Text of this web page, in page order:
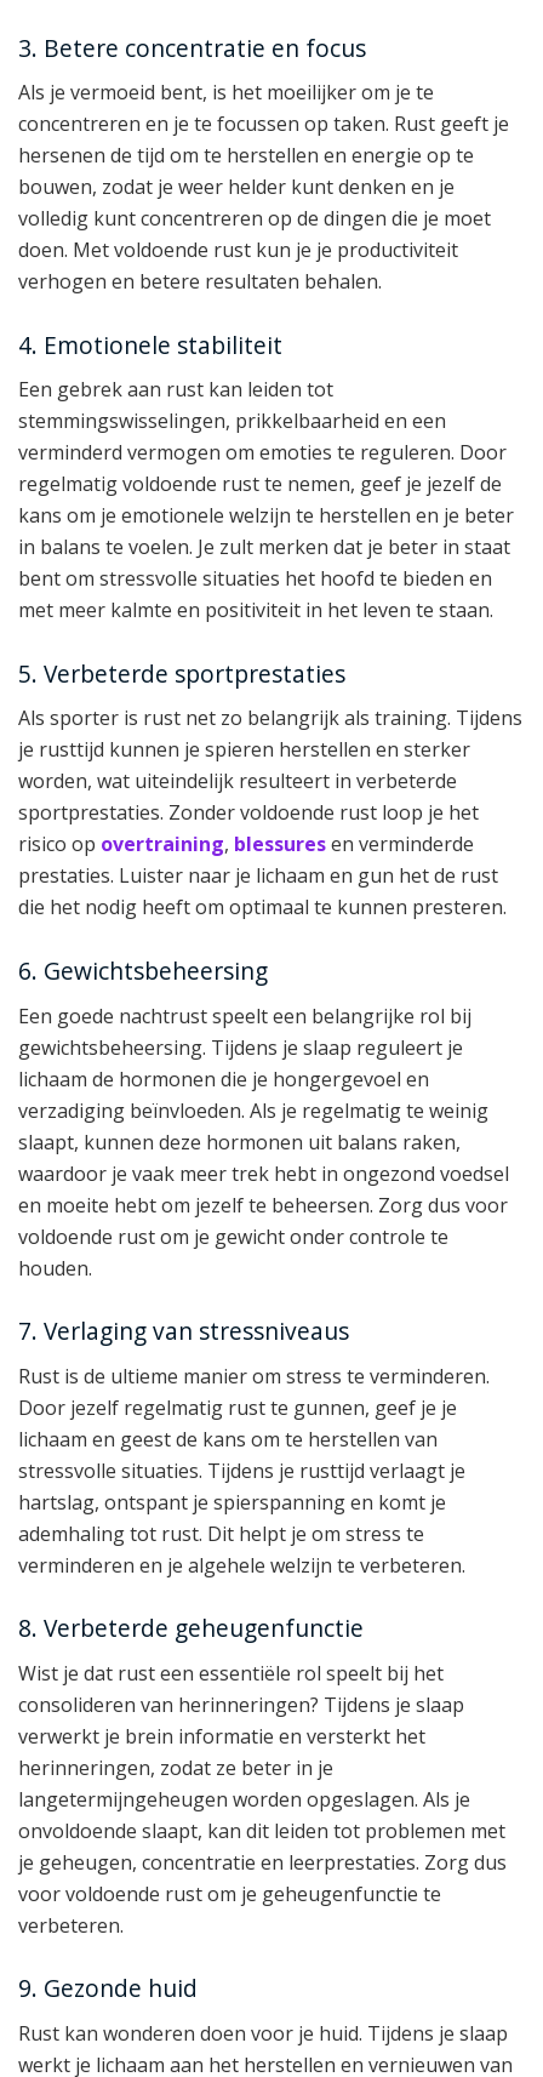
3. Betere concentratie en focus
Als je vermoeid bent, is het moeilijker om je te
concentreren en je te focussen op taken. Rust geeft je
hersenen de tijd om te herstellen en energie op te
bouwen, zodat je weer helder kunt denken en je
volledig kunt concentreren op de dingen die je moet
doen. Met voldoende rust kun je je productiviteit
verhogen en betere resultaten behalen.
4. Emotionele stabiliteit
Een gebrek aan rust kan leiden tot
stemmingswisselingen, prikkelbaarheid en een
verminderd vermogen om emoties te reguleren. Door
regelmatig voldoende rust te nemen, geef je jezelf de
kans om je emotionele welzijn te herstellen en je beter
in balans te voelen. Je zult merken dat je beter in staat
bent om stressvolle situaties het hoofd te bieden en
met meer kalmte en positiviteit in het leven te staan.
5. Verbeterde sportprestaties
Als sporter is rust net zo belangrijk als training. Tijdens
je rusttijd kunnen je spieren herstellen en sterker
worden, wat uiteindelijk resulteert in verbeterde
sportprestaties. Zonder voldoende rust loop je het
risico op overtraining, blessuresen verminderde
prestaties. Luister naar je lichaam en gun het de rust
die het nodig heeft om optimaal te kunnen presteren.
6. Gewichtsbeheersing
Een goede nachtrust speelt een belangrijke rol bij
gewichtsbeheersing. Tijdens je slaap reguleert je
lichaam de hormonen die je hongergevoel en
verzadiging beïnvloeden. Als je regelmatig te weinig
slaapt, kunnen deze hormonen uit balans raken,
waardoor je vaak meer trek hebt in ongezond voedsel
en moeite hebt om jezelf te beheersen. Zorg dus voor
voldoende rust om je gewicht onder controle te
houden.
7. Verlaging van stressniveaus
Rust is de ultieme manier om stress te verminderen.
Door jezelf regelmatig rust te gunnen, geef je je
lichaam en geest de kans om te herstellen van
stressvolle situaties. Tijdens je rusttijd verlaagt je
hartslag, ontspant je spierspanning en komt je
ademhaling tot rust. Dit helpt je om stress te
verminderen en je algehele welzijn te verbeteren.
8. Verbeterde geheugenfunctie
Wist je dat rust een essentiële rol speelt bij het
consolideren van herinneringen? Tijdens je slaap
verwerkt je brein informatie en versterkt het
herinneringen, zodat ze beter in je
langetermijngeheugen worden opgeslagen. Als je
onvoldoende slaapt, kan dit leiden tot problemen met
je geheugen, concentratie en leerprestaties. Zorg dus
voor voldoende rust om je geheugenfunctie te
verbeteren.
9. Gezonde huid
Rust kan wonderen doen voor je huid. Tijdens je slaap
werkt je lichaam aan het herstellen en vernieuwen van